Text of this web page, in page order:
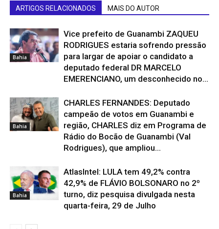
ARTIGOS RELACIONADOS MAIS DO AUTOR
Bahia
Vice prefeito de Guanambi ZAQUEU
RODRIGUES estaria sofrendo pressão
para largar de apoiar o candidato a
deputado federal DR MARCELO
EMERENCIANO, um desconhecido no...
Bahia
CHARLES FERNANDES: Deputado
campeão de votos em Guanambi e
região, CHARLES diz em Programa de
Rádio do Bocão de Guanambi (Val
Rodrigues), que ampliou...
Bahia
AtlasIntel: LULA tem 49,2% contra
42,9% de FLÁVIO BOLSONARO no 2º
turno, diz pesquisa divulgada nesta
quarta-feira, 29 de Julho